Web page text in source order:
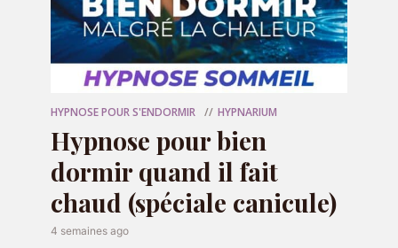
Nom*
Site web
HYPNOSE POUR S'ENDORMIR HYPNARIUM
Hypnose pour bien
dormir quand il fait
chaud (spéciale canicule)
4 semaines ago